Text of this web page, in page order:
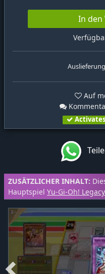
In den
Auf
ZUSÄTZLICHER INHALT:
Hauptspiel Yu-Gi-Oh!